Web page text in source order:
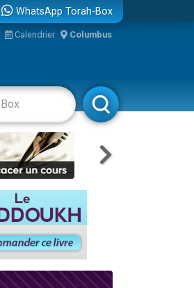
WhatsApp Torah-Box
Calendrier Columbus
Rabbanim